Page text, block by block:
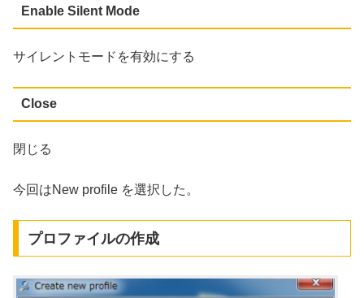
Enable Silent Mode
サイレントモードを有効にする
Close
閉じる
今回はNew profile を選択した。
プロファイルの作成